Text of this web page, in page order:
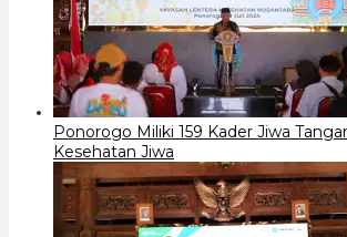
Ponorogo Miliki 159 Kader Jiwa
Kesehatan Jiwa